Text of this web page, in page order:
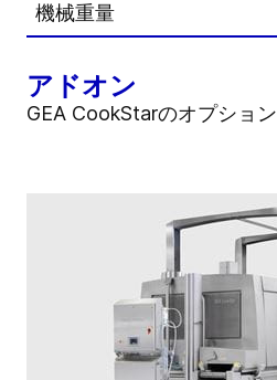
機械重量
アドオン
GEA CookStarのオプション